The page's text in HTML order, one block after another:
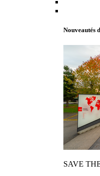
Nouveautés
SAVE